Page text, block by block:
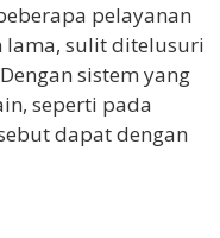
pelayanan
lama, sulit ditelusuri
sistem yang
seperti pada
dapat dengan